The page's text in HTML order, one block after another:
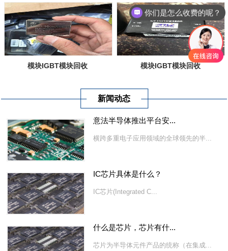
模块IGBT模块回收 模块IGBT模块回收
新闻动态
意法半导体推出平台安...
横跨多重电子应用领域的全球领先的半...
IC芯片具体是什么？
IC芯片(Integrated C...
什么是芯片，芯片有什...
芯片为半导体元件产品的统称（在集成...
现在有优惠活动么？